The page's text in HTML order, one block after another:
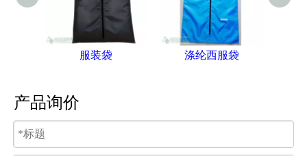
服装袋 涤纶西服袋
产品询价